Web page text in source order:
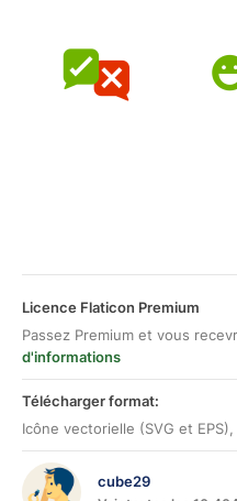
Licence Flaticon Premium
Passez Premium et vous
d'informations
Télécharger format:
Icône vectorielle (SVG et EPS),
cube29